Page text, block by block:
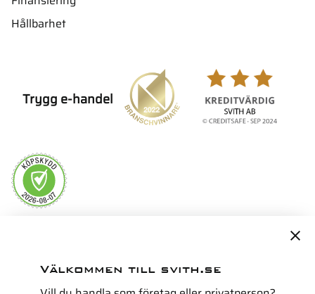
Hållbarhet
Trygg e-handel
Välkommen till svith.se